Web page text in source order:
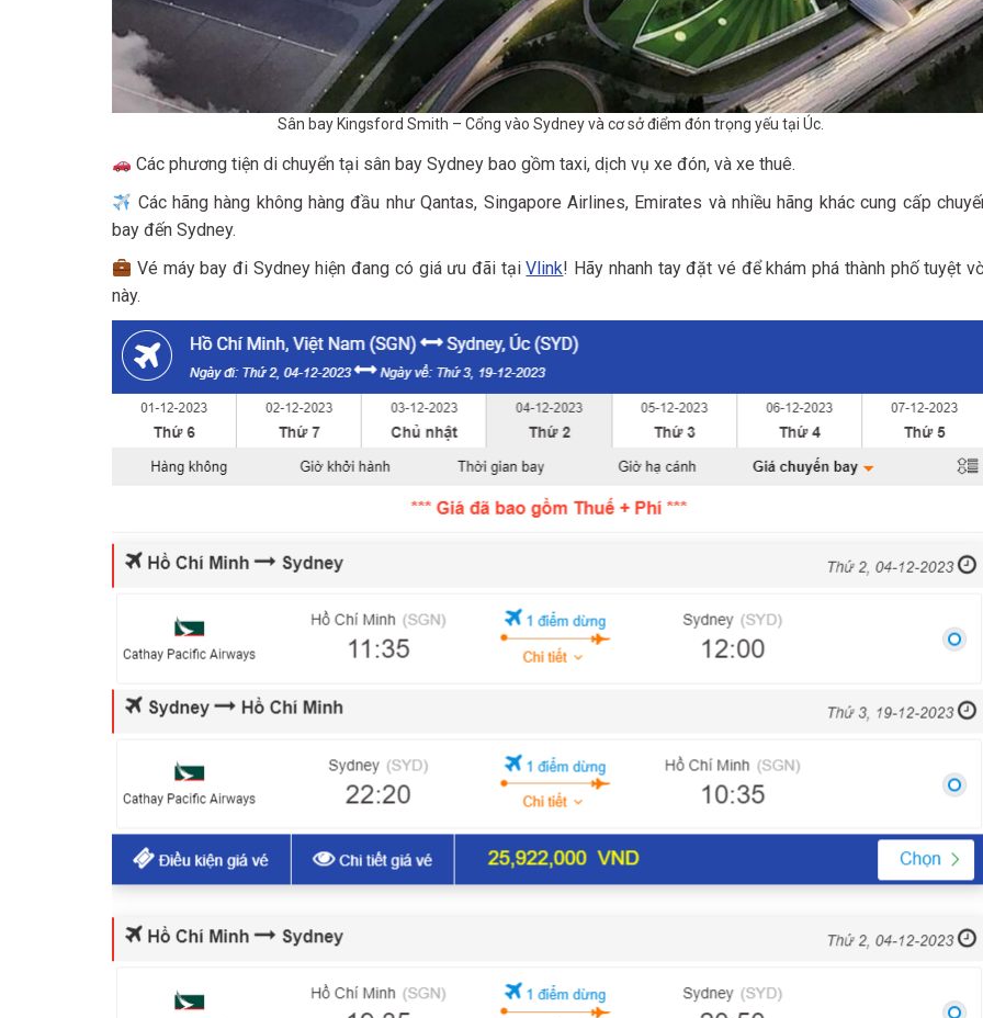
Sân bay Kingsford Smith – Cổng vào Sydney và cơ sở điểm đón trọng yếu tại Úc.
Các phương tiện di chuyển tại sân bay Sydney bao gồm taxi, dịch vụ xe đón, và xe thuê.
Các hãng hàng không hàng đầu như Qantas, Singapore Airlines, Emirates và nhiều hãng khác cung cấp
bay đến Sydney.
Vé máy bay đi Sydney hiện đang có giá ưu đãi tạiVlink! Hãy nhanh tay đặt vé để khám phá thành phố tuyệt
này.